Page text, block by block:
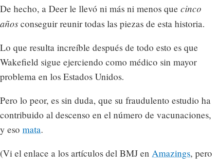
De hecho, a Deer le llevó ni más ni menos que cinco
años conseguir reunir todas las piezas de esta historia.
Lo que resulta increíble después de todo esto es que
Wakefield sigue ejerciendo como médico sin mayor
problema en los Estados Unidos.
Pero lo peor, es sin duda, que su fraudulento estudio ha
contribuido al descenso en el número de vacunaciones,
y eso mata.
(Vi el enlace a los artículos del BMJ en Amazings, pero